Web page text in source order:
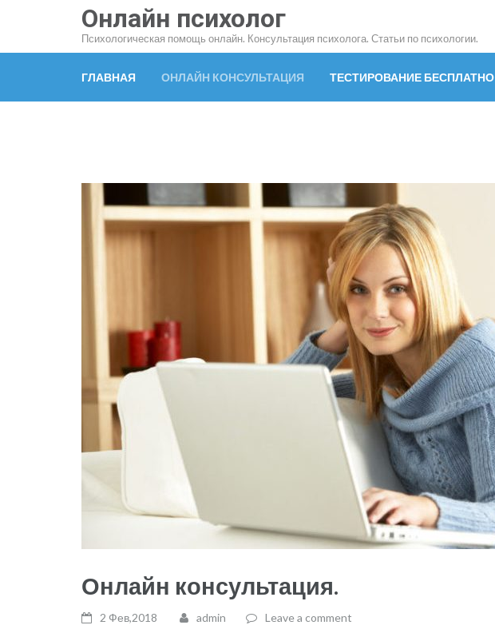
Онлайн психолог
Психологическая помощь онлайн. Консультация психолога. Статьи по психологии.
ГЛАВНАЯ ОНЛАЙН КОНСУЛЬТАЦИЯ ТЕСТИРОВАНИЕ БЕСПЛАТНО
Онлайн консультация.
2 Фев,2018 admin Leave a comment